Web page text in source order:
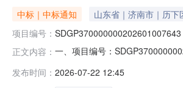
中标｜中标通知 山东省｜济南市｜历下
项目编号：
正文内容： 一、项目编号：
供应商名称参与方式供应商报价
发布时间： 2026-07-22 12:45